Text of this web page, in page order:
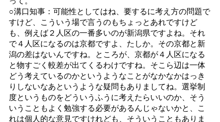
○溝口知事：可能性としてはね、要するに考え方の問題で
すけど、こういう場で言うのもちょっとあれですけど
も、例えば２人区の一番多いのが新潟県ですよね。それ
で４人区になるのは京都ですよ、たしか。その京都と新
潟の差はないんですね。ところが、京都が４人区になる
と物すごく較差が出てくるわけですね。そこら辺は一体
どう考えているのかというようなことがなかなかはっき
りしないなあというような疑問もありましてね。選挙制
度というものをどういうふうに考えたらいいのか、そう
いうこともよく勉強する必要があるんじゃないかと、こ
れは個人的な意見ですけれども、そういうこともありま